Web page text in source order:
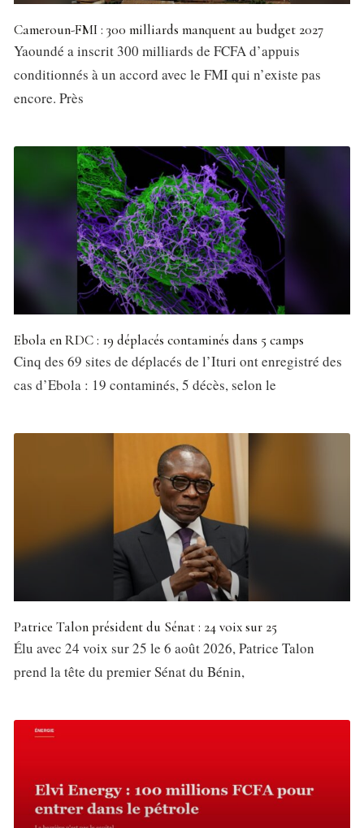
Cameroun-FMI : 300 milliards manquent au budget 2027
Yaoundé a inscrit 300 milliards de FCFA d’appuis
conditionnés à un accord avec le FMI qui n’existe pas
encore. Près
Ebola en RDC : 19 déplacés contaminés dans 5 camps
Cinq des 69 sites de déplacés de l’Ituri ont enregistré des
cas d’Ebola : 19 contaminés, 5 décès, selon le
Patrice Talon président du Sénat : 24 voix sur 25
Élu avec 24 voix sur 25 le 6 août 2026, Patrice Talon
prend la tête du premier Sénat du Bénin,